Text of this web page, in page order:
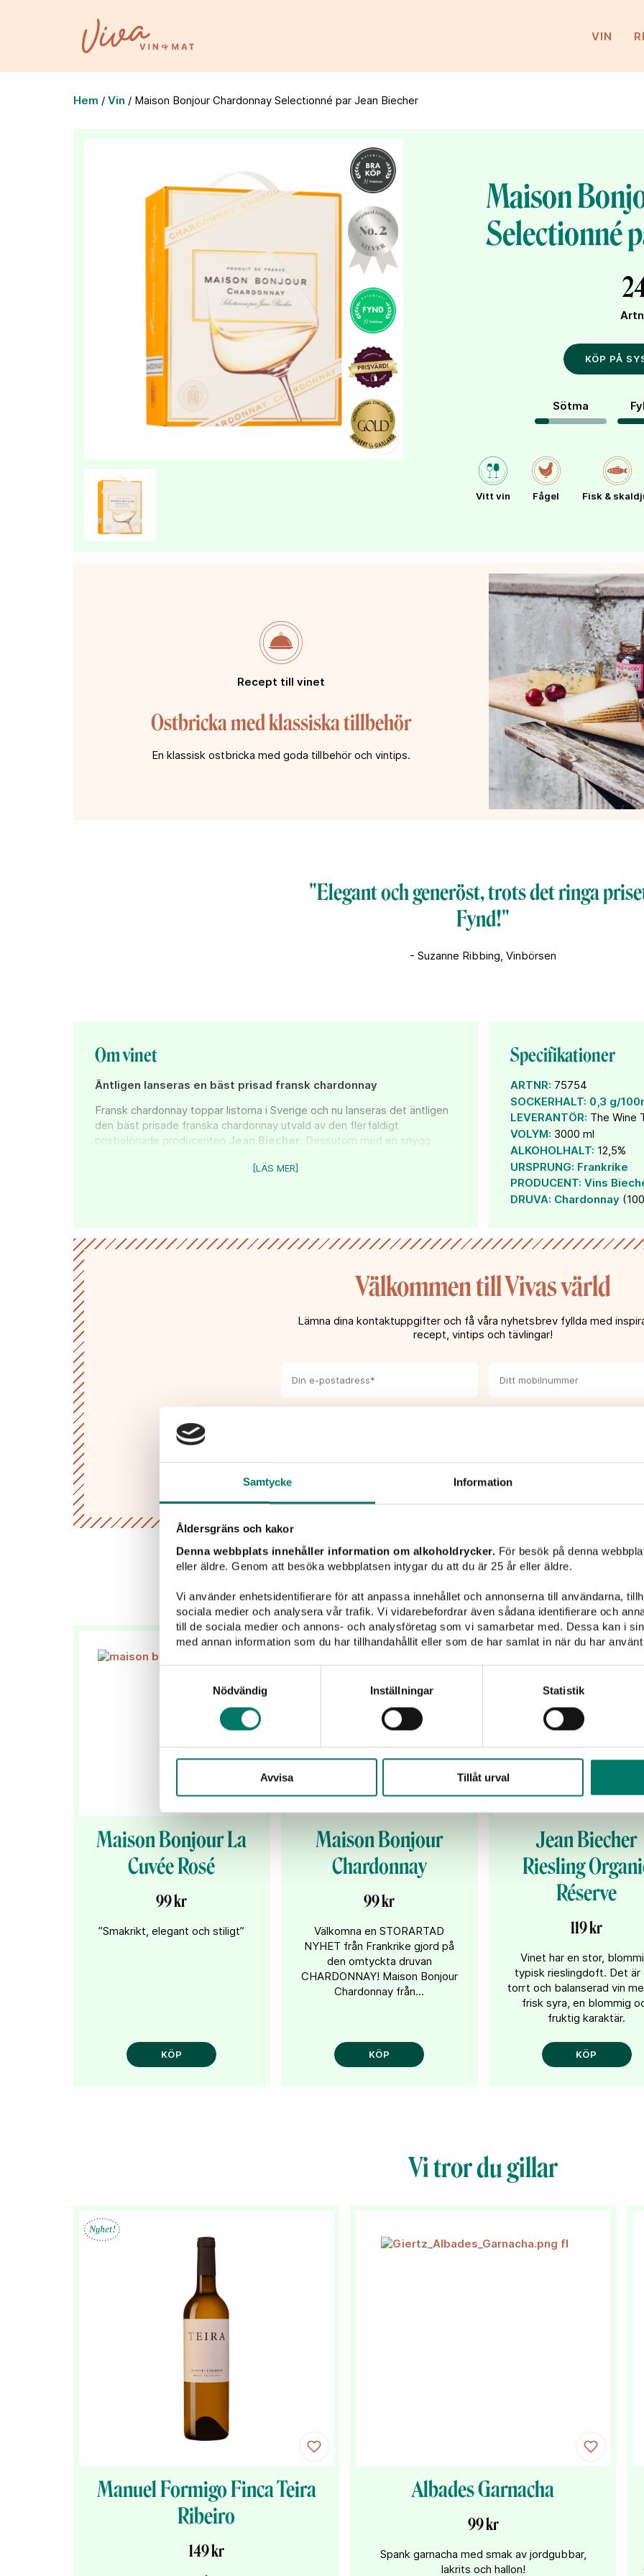
Samtycke Information
Åldersgräns och kakor
Denna webbplats innehåller information om alkoholdrycker. För besök på denna
eller äldre. Genom att besöka webbplatsen intygar du att du är 25 år eller äldre.
Vi använder enhetsidentifierare för att anpassa innehållet och annonserna till användarna,
sociala medier och analysera vår trafik. Vi vidarebefordrar även sådana identifierare och
till de sociala medier och annons- och analysföretag som vi samarbetar med. Dessa kan i
med annan information som du har tillhandahållit eller som de har samlat in när du har
Nödvändig
Inställningar Statistik
Avvisa Tillåt urval
VIN
Hem / Vin / Maison Bonjour Chardonnay Selectionné par Jean Biecher
Maison
Selectionné
KÖP PÅ
Sötma
Vitt vin Fågel Fisk &
Recept till vinet
Ostbricka med klassiska tillbehör
En klassisk ostbricka med goda tillbehör och vintips.
"Elegant och generöst, trots det ringa
Fynd!"
- Suzanne Ribbing, Vinbörsen
Om vinet
Äntligen lanseras en bäst prisad fransk chardonnay
Fransk chardonnay toppar listorna i Sverige och nu lanseras det äntligen
den bäst prisade franska chardonnay utvald av den flerfaldigt
prisbelönade producenten Jean Biecher . Dessutom med en snygg
Fynd - Vinbörsen 2024
Silvermedalj - Dryckeslistan 2024
av päron, citrus och gula äpplen med en smörig och vaniljig fatkaraktär.
Smaken gör sig utmärkt till fisk och skaldjur, helgrillad kyckling eller en
”Chardonnay är verkligen Frankrikes vita druva och jag ville därför
lyfta ett vin som är som Frankrike självt, både klassiskt, modernt
Frankrikes stolthet
druvorna. Vinet är odlat i södra Frankrike men när druvan odlas i norr är
den känd som både Chablis och Champagne Blanc de Blancs. Vinet har
delvis lagrats med ek, så som fransk chardonnay brukar.
det funnits sedan 1762. I flera generationer har de framgångsrikt drivit
familjeföretaget genom revolutioner och världskrig och producerat viner
Chardonnay är verkligen allsidigt och det är inte svårt att förstå varför
det uppskattas av så många.
[LÄS MER]
Specifikationer
ARTNR: 75754
SOCKERHALT: 0,3 g/
LEVERANTÖR: The Wine
VOLYM: 3000 ml
ALKOHOLHALT: 12,5%
URSPRUNG: Frankrike
PRODUCENT: Vins
DRUVA: Chardonnay
Välkommen till Vivas värld
Lämna dina kontaktuppgifter och få våra nyhetsbrev fyllda med
recept, vintips och tävlingar!
PRENUMERERA
Liknande viner
Maison Bonjour La
Cuvée Rosé
99 kr
”Smakrikt, elegant och stiligt”
KÖP
Maison Bonjour
Chardonnay
99 kr
Välkomna en STORARTAD
NYHET från Frankrike gjord på
den omtyckta druvan
CHARDONNAY! Maison Bonjour
Chardonnay från...
KÖP
Jean Biecher
Riesling
Réserve
119 kr
Vinet har en stor,
typisk rieslingdoft. Det
torrt och balanserad vin
frisk syra, en blommig
fruktig karaktär.
KÖP
Vi tror du gillar
Manuel Formigo Finca Teira
Ribeiro
149 kr
Albades Garnacha
99 kr
Spank garnacha med smak av jordgubbar,
lakrits och hallon!